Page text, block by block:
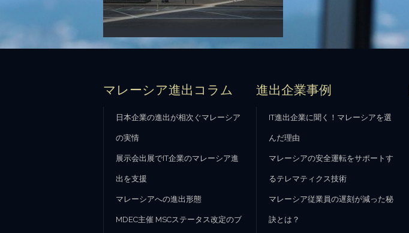
マレーシア進出コラム
日本企業の進出が相次ぐマレーシア
の実情
展示会出展でIT企業のマレーシア進
出を支援
マレーシアへの進出形態
MDEC主催 MSCステータス改定のブ
進出企業事例
IT進出企業に聞く！マレーシアを選
んだ理由
マレーシアの安全運転をサポートす
るテレマティクス技術
マレーシア従業員の遅刻が減った秘
訣とは？